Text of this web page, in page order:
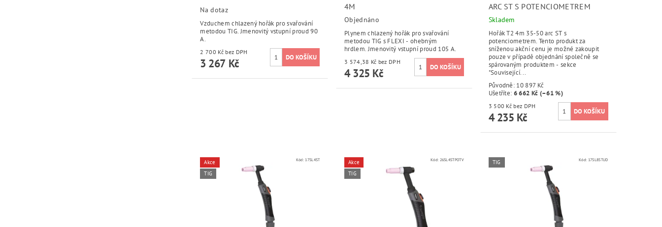
Na dotaz
Vzduchem chlazený hořák pro svařování
metodou TIG. Jmenovitý vstupní proud 90
A.
2 700 Kč bez DPH
3 267 Kč
4M
Objednáno
Plynem chlazený hořák pro svařování
metodou TIG s FLEXI - ohebným
hrdlem. Jmenovitý vstupní proud 105 A.
3 574,38 Kč bez DPH
4 325 Kč
ARC ST S POTENCIOMETREM
Skladem
Hořák T2 4m 35-50 arc ST s
potenciometrem. Tento produkt za
sníženou akční cenu je možné zakoupit
pouze v případě objednání společně se
spárovaným produktem - sekce
"Související...
Původně: 10 897 Kč
Ušetříte: 6 662 Kč (–61 %)
3 500 Kč bez DPH
4 235 Kč
Akce
TIG
Kód:17SL4ST
Akce
TIG
Kód: 26SL4STPOTV TIG Kód: 17SL8STUD